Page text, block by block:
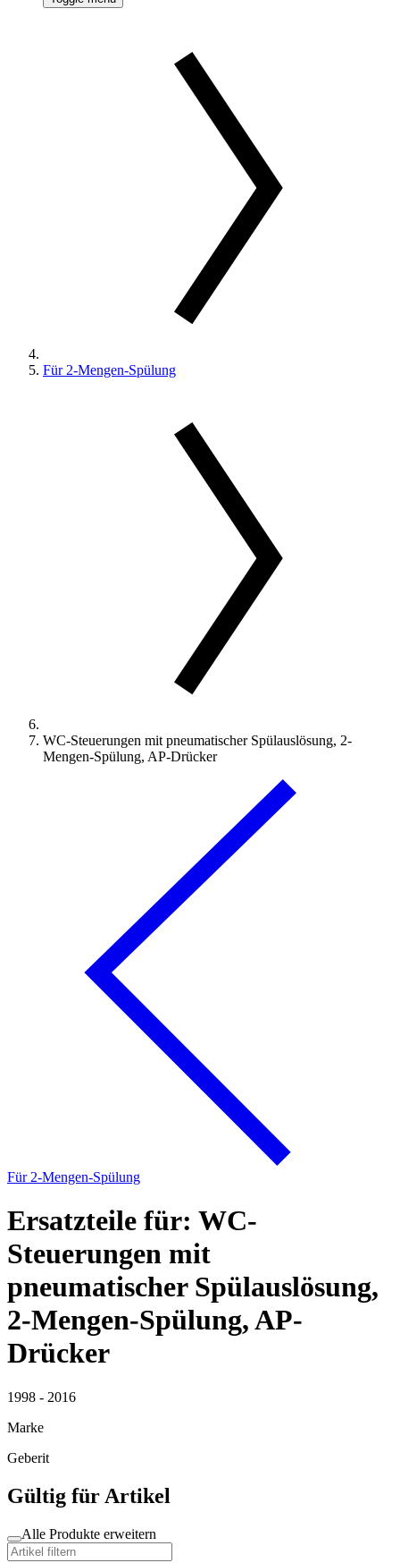
Für 2-Mengen-Spülung
WC-Steuerungen mit pneumatischer Spülauslösung, 2-
Mengen-Spülung, AP-Drücker
Für 2-Mengen-Spülung
Ersatzteile für: WC-
Steuerungen mit
pneumatischer Spülauslösung,
2-Mengen-Spülung, AP-
Drücker
1998 - 2016
Marke
Geberit
Gültig für Artikel
Alle Produkte erweitern